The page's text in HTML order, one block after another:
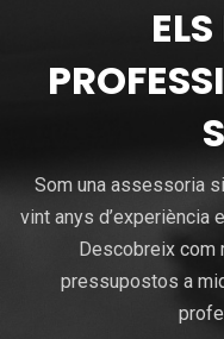
Som una assessoria
vint anys d’experiència
Descobreix com
pressupostos a